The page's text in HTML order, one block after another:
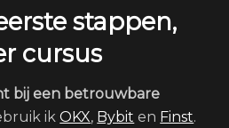
stappen,
cursus
bij een betrouwbare
ikOKX, Bybit en Finst.